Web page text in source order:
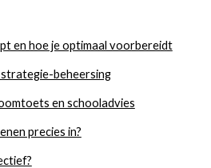
en hoe je optimaal voorbereidt
beheersing
en schooladvies
precies in?